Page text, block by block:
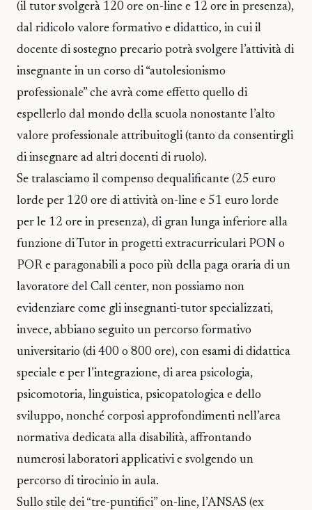
(il tutor svolgerà 120 ore on-line e 12 ore in presenza),
dal ridicolo valore formativo e didattico, in cui il
docente di sostegno precario potrà svolgere l’attività di
insegnante in un corso di “autolesionismo
professionale” che avrà come effetto quello di
espellerlo dal mondo della scuola nonostante l’alto
valore professionale attribuitogli (tanto da consentirgli
di insegnare ad altri docenti di ruolo).
Se tralasciamo il compenso dequalificante (25 euro
lorde per 120 ore di attività on-line e 51 euro lorde
per le 12 ore in presenza), di gran lunga inferiore alla
funzione di Tutor in progetti extracurriculari PON o
POR e paragonabili a poco più della paga oraria di un
lavoratore del Call center, non possiamo non
evidenziare come gli insegnanti-tutor specializzati,
invece, abbiano seguito un percorso formativo
universitario (di 400 o 800 ore), con esami di didattica
speciale e per l’integrazione, di area psicologia,
psicomotoria, linguistica, psicopatologica e dello
sviluppo, nonché corposi approfondimenti nell’area
normativa dedicata alla disabilità, affrontando
numerosi laboratori applicativi e svolgendo un
percorso di tirocinio in aula.
Sullo stile dei “tre-puntifici” on-line, l’ANSAS (ex